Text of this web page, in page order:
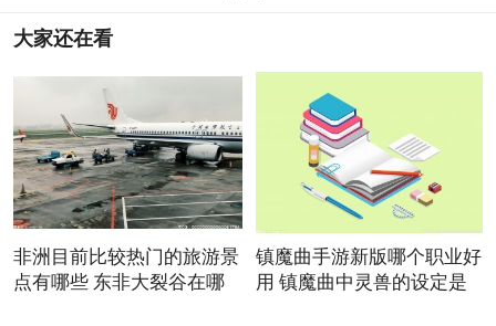
大家还在看
非洲目前比较热门的旅游景
点有哪些 东非大裂谷在哪
镇魔曲手游新版哪个职业好
用 镇魔曲中灵兽的设定是